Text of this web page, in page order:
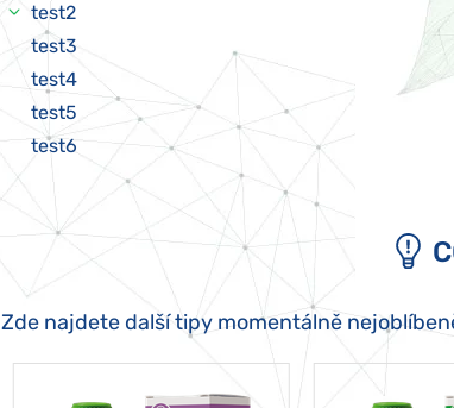
test2
test3
test4
test5
test6
Zde najdete další tipy momentálně